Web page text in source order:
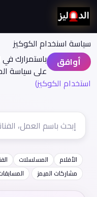
سياسة اسنخدام الكوكيز
أوافق
باستمرارك
على سياسة
استخدام الكوكيز)
الأفلام المسلسلات
مشاركات الميمز